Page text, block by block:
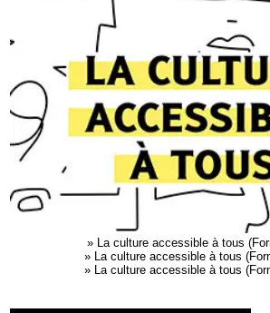
» La culture accessible à tous
» La culture accessible à tous
» La culture accessible à tous